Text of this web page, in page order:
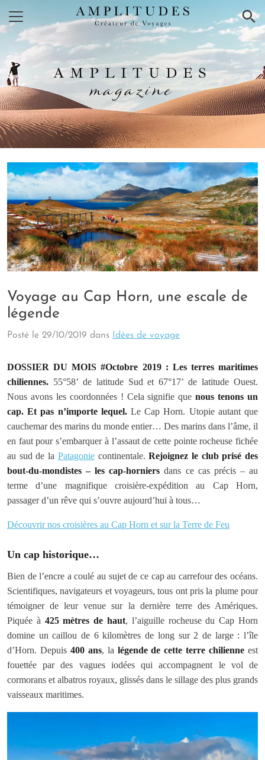
×
AMPLITUDES
magazine
Voyage au Cap Horn, une escale de
légende
Posté le 29/10/2019 dans Idées de voyage
DOSSIER DU MOIS #Octobre 2019 : Les terres maritimes
chiliennes. 55°58’ de latitude Sud et 67°17’ de latitude Ouest.
Nous avons les coordonnées ! Cela signifie quenous tenons un
cap. Et pas n’importe lequel.Le Cap Horn. Utopie autant que
cauchemar des marins du monde entier… Des marins dans l’âme, il
en faut pour s’embarquer à l’assaut de cette pointe rocheuse fichée
au sud de la Patagoniecontinentale.Rejoignez le club prisé des
bout-du-mondistes – les cap-horniersdans ce cas précis – au
terme d’une magnifique croisière-expédition au Cap Horn,
passager d’un rêve qui s’ouvre aujourd’hui à tous…
Découvrir nos croisières au Cap Horn et sur la Terre de Feu
Un cap historique…
Bien de l’encre a coulé au sujet de ce cap au carrefour des océans.
Scientifiques, navigateurs et voyageurs, tous ont pris la plume pour
témoigner de leur venue sur la dernière terre des Amériques.
Piquée à 425 mètres de haut, l’aiguille rocheuse du Cap Horn
domine un caillou de 6 kilomètres de long sur 2 de large : l’île
d’Horn. Depuis 400 ans, la légende de cette terre chilienne est
fouettée par des vagues iodées qui accompagnent le vol de
cormorans et albatros royaux, glissés dans le sillage des plus grands
vaisseaux maritimes.